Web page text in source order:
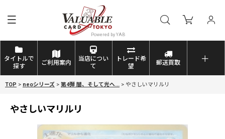
タイトルで
探す
ご利用案内
当店につい
て
トレード希
望
郵送買取
TOP > neoシリーズ > 第4弾 闇、そして光へ... > やさしいマリルリ
やさしいマリルリ